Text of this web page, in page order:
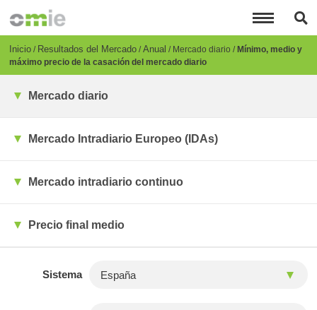
principal
Breadcrumb
Inicio Resultados del Mercado Anual Mercado diario Mínimo, medio y
máximo precio de la casación del mercado diario
Mercado diario
Mercado Intradiario Europeo (IDAs)
Mercado intradiario continuo
Precio final medio
Sistema